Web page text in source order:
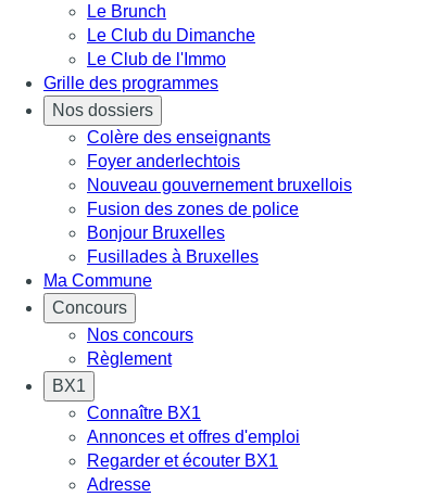
Le Brunch
Le Club du Dimanche
Le Club de l'Immo
Grille des programmes
Nos dossiers
Colère des enseignants
Foyer anderlechtois
Nouveau gouvernement bruxellois
Fusion des zones de police
Bonjour Bruxelles
Fusillades à Bruxelles
Ma Commune
Concours
Nos concours
Règlement
BX1
Connaître BX1
Annonces et offres d'emploi
Regarder et écouter BX1
Adresse